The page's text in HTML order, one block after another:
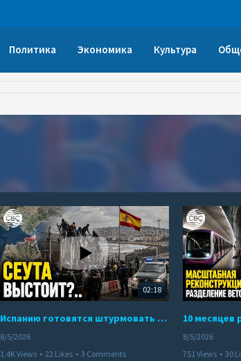
Политика Экономика Культура
02:18
Испанию готовятся штурмовать десятки тысяч марокканцев
8/5/2026
1.4K Views • 22 Likes • 3 Comments
8/5/2026
751 Views • 30